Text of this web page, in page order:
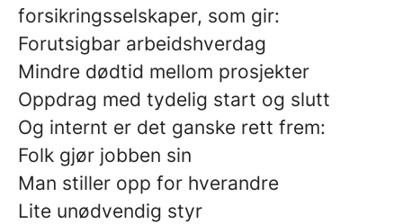
forsikringsselskaper, som gir:
Forutsigbar arbeidshverdag
Mindre dødtid mellom prosjekter
Oppdrag med tydelig start og slutt
Og internt er det ganske rett frem:
Folk gjør jobben sin
Man stiller opp for hverandre
Lite unødvendig styr